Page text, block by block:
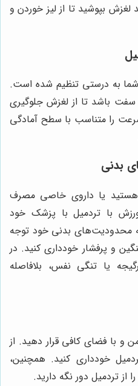
بپوشید تا از لیز خوردن و
به درستی تنظیم شده است.
سفت باشد تا از لغزش جلوگیری
را متناسب با سطح آمادگی
بدنی
هستید یا داروی خاصی مصرف
با تردمیل با پزشک خود
محدودیت‌های بدنی خود توجه
و پرفشار خودداری کنید. در
یا تنگی نفس، بلافاصله
و با فضای کافی قرار دهید. از
خودداری کنید. همچنین،
از تردمیل دور نگه دارید.